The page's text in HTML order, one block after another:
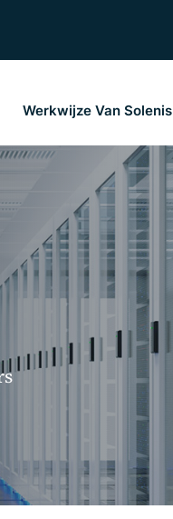
Werkwijze Van Solenis